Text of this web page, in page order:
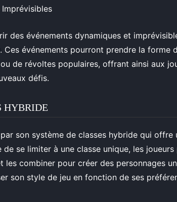
des événements dynamiques et
événements pourront prendre la forme
ou de révoltes populaires, offrant ainsi aux
défis.
HYBRIDE
son système de classes hybride qui offre
se limiter à une classe unique, les
les combiner pour créer des personnages
son style de jeu en fonction de ses